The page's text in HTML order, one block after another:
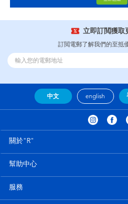
立即訂閲獲取
訂閲電郵了解我們的至抵
中文 english
關於"R"
幫助中心
服務